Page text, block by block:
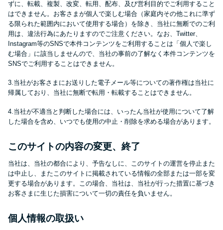
特集ページ
リボ払いをそのまま払いきると
損！
カードローンの見直しで40万円
得した話
最速！最短40分で借りられるカ
特集ページ一覧
種類や特徴で探す
銀行カードローンを選ぶべき4つ
ずに、転載、複製、改変、転用、配布、及び営利目的でご利用すること
はできません。お客さまが個人で楽しむ場合（家庭内その他これに準ず
る限られた範囲内において使用する場合）を除き、当社に無断でのご利
用は、違法行為にあたりますのでご注意ください。なお、Twitter、
Instagram等のSNSで本件コンテンツをご利用することは「個人で楽し
む場合」に該当しませんので、当社の事前の了解なく本件コンテンツを
SNSでご利用することはできません。
3.当社がお客さまにお送りした電子メール等についての著作権は当社に
帰属しており、当社に無断で転用・転載することはできません。
4.当社が不適当と判断した場合には、いったん当社が使用について了解
した場合を含め、いつでも使用の中止・削除を求める場合があります。
このサイトの内容の変更、終了
当社は、当社の都合により、予告なしに、このサイトの運営を停止また
は中止し、またこのサイトに掲載されている情報の全部または一部を変
更する場合があります。この場合、当社は、当社が行った措置に基づき
お客さまに生じた損害について一切の責任を負いません。
個人情報の取扱い